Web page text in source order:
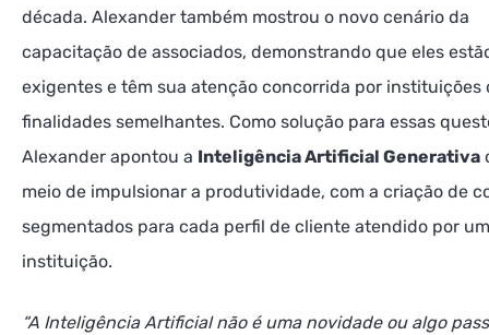
década. Alexander também mostrou o novo cenário da
capacitação de associados, demonstrando que eles
exigentes e têm sua atenção concorrida por instituições
finalidades semelhantes. Como solução para essas
Alexander apontou a Inteligência Artificial Generativa
meio de impulsionar a produtividade, com a criação de
segmentados para cada perfil de cliente atendido por
instituição.
“A Inteligência Artificial não é uma novidade ou algo